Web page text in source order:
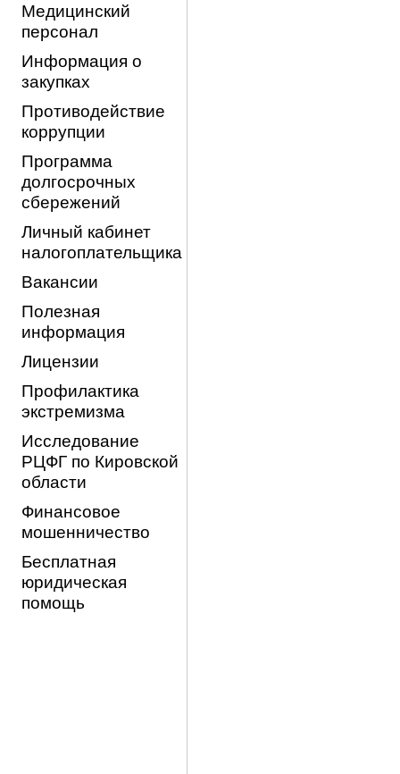
Медицинский
персонал
Информация о
закупках
Противодействие
коррупции
Программа
долгосрочных
сбережений
Личный кабинет
налогоплательщика
Вакансии
Полезная
информация
Лицензии
Профилактика
экстремизма
Исследование
РЦФГ по Кировской
области
Финансовое
мошенничество
Бесплатная
юридическая
помощь